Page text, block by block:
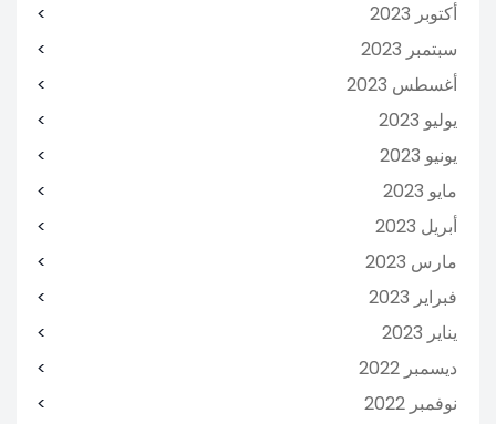
أكتوبر 2023
سبتمبر 2023
أغسطس 2023
يوليو 2023
يونيو 2023
مايو 2023
أبريل 2023
مارس 2023
فبراير 2023
يناير 2023
ديسمبر 2022
نوفمبر 2022